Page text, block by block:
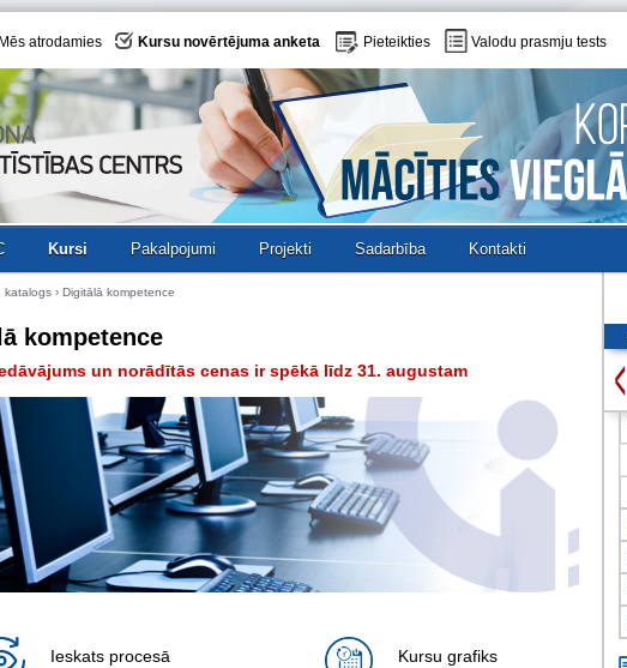
Mēs atrodamies Kursu novērtējuma anketa Pieteikties Valodu prasmju tests
Kursi Pakalpojumi Projekti Sadarbība Kontakti
katalogs › Digitālā kompetence
kompetence
un norādītās cenas ir spēkā līdz 31. augustam
Ieskats procesā Kursu grafiks